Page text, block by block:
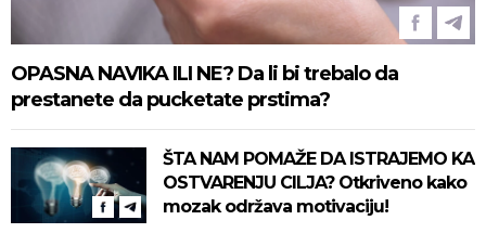
OPASNA NAVIKA ILI NE? Da li bi trebalo da
prestanete da pucketate prstima?
ŠTA NAM POMAŽE DA ISTRAJEMO KA
OSTVARENJU CILJA? Otkriveno kako
mozak održava motivaciju!